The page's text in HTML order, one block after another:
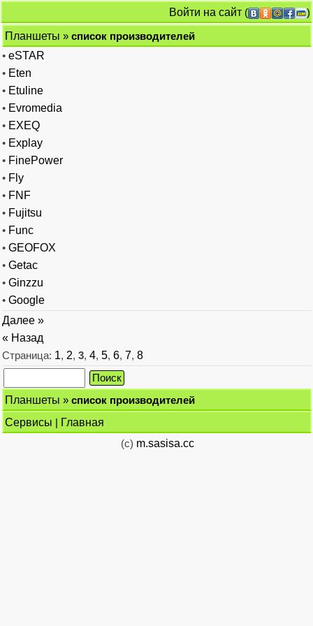
Войти на сайт (
)
Планшеты » список производителей
• eSTAR
• Eten
• Etuline
• Evromedia
• EXEQ
• Explay
• FinePower
• Fly
• FNF
• Fujitsu
• Func
• GEOFOX
• Getac
• Ginzzu
• Google
Далее »
« Назад
Страница: 1, 2, 3, 4, 5, 6, 7, 8
Планшеты » список производителей
Сервисы | Главная
(c) m.sasisa.cc